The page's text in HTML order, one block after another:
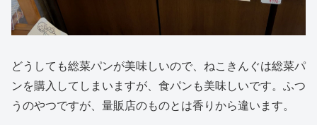
どうしても総菜パンが美味しいので、ねこきんぐは総菜パ
ンを購入してしまいますが、食パンも美味しいです。ふつ
うのやつですが、量販店のものとは香りから違います。